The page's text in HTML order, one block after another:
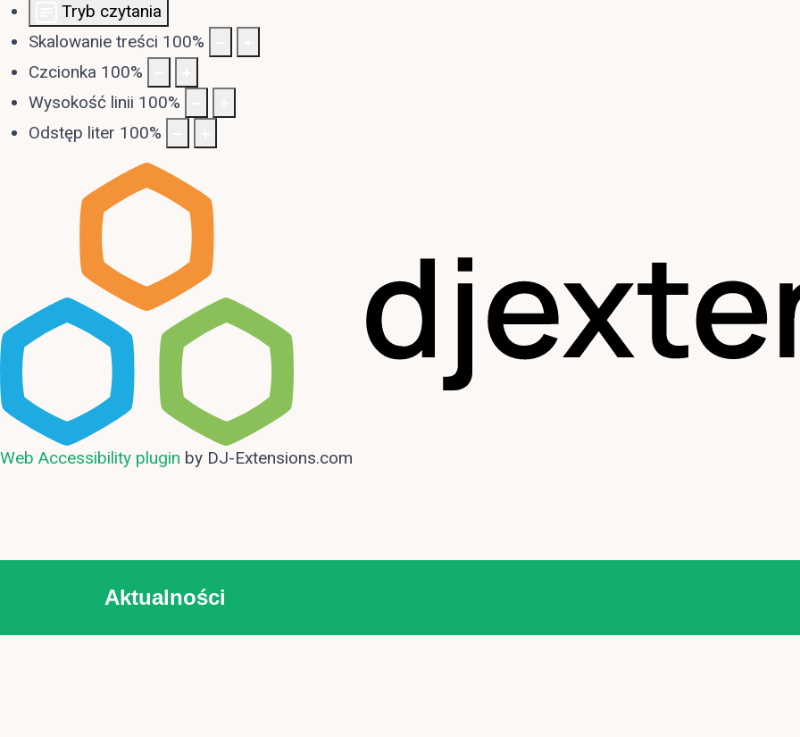
Tryb czytania
Skalowanie treści 100%
Czcionka 100%
Wysokość linii 100%
Odstęp liter 100%
Web Accessibility plugin by DJ-Extensions.com
Aktualności